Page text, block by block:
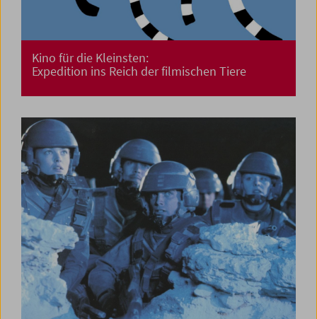
Kino für die Kleinsten:
Expedition ins Reich der filmischen Tiere